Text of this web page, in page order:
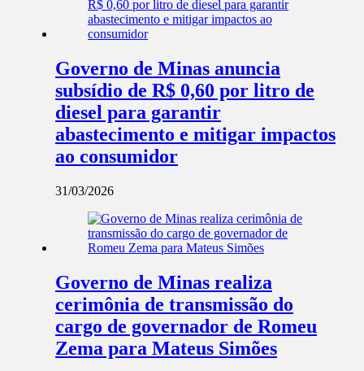
Governo de Minas anuncia
subsídio de R$ 0,60 por litro de
diesel para garantir
abastecimento e mitigar impactos
ao consumidor
31/03/2026
Governo de Minas realiza
cerimônia de transmissão do
cargo de governador de Romeu
Zema para Mateus Simões